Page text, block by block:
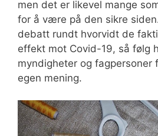
men det er likevel mange
for å være på den sikre
debatt rundt hvorvidt de
effekt mot Covid-19, så følg
myndigheter og fagpersoner
egen mening.